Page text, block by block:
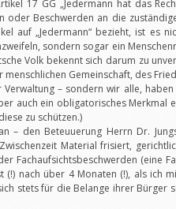
17 GG „Jedermann hat das
oder Beschwerden an die
auf „Jedermann“ bezieht, ist es
sondern sogar ein
Volk bekennt sich darum zu
menschlichen Gemeinschaft, des
– sondern wir alle,
auch ein obligatorisches Merkmal
zu schützen.)
– den Beteuuerung Herrn Dr.
Material frisiert,
Fachaufsichtsbeschwerden (eine
(!) nach über 4 Monaten (!), als ich
stets für die Belange ihrer Bürger